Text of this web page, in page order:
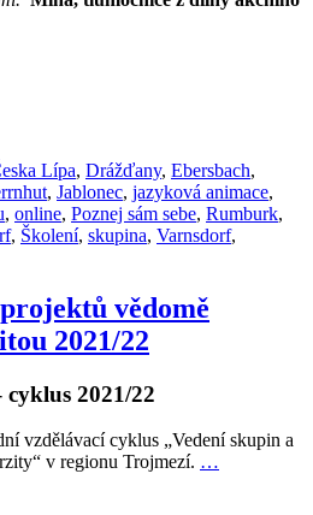
Lípa, Drážďany, Ebersbach,
, Jablonec, jazyková animace,
, online, Poznej sám sebe, Rumburk,
, Školení, skupina, Varnsdorf,
vědomě
2021/22
2021/22
vzdělávací cyklus „Vedení skupin a
v regionu Trojmezí. …